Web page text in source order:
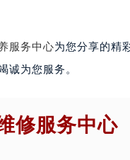
服务中心为您分享的精
诚为您服务。
修服务中心